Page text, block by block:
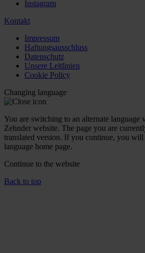
Instagram
Kontakt
Impressum
Haftungsausschluss
Datenschutz
Unsere Leitlinien
Cookie Policy
Changing language
You are switching to an alternate language
Zehnder website. The page you are
translated version. If you continue, you will
language home page.
Continue to the website
Back to top